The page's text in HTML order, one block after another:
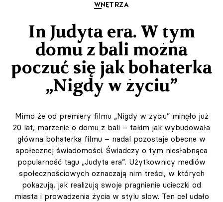
WNĘTRZA
In Judyta era. W tym
domu z bali można
poczuć się jak bohaterka
„Nigdy w życiu”
Mimo że od premiery filmu „Nigdy w życiu” minęło już
20 lat, marzenie o domu z bali – takim jak wybudowała
główna bohaterka filmu – nadal pozostaje obecne w
społecznej świadomości. Świadczy o tym niesłabnąca
popularność tagu „Judyta era”. Użytkownicy mediów
społecznościowych oznaczają nim treści, w których
pokazują, jak realizują swoje pragnienie ucieczki od
miasta i prowadzenia życia w stylu slow. Ten cel udało